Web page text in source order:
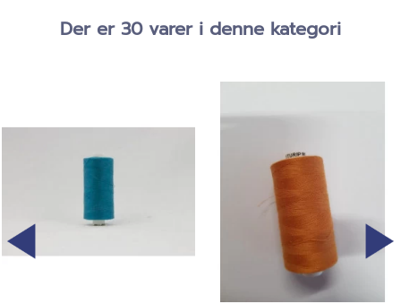
Der er 30 varer i denne kategori